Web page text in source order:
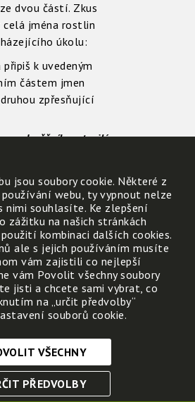
dvou částí. Zkus
jména rostlin
úkolu:
připiš k uvedeným
částem jmen
zpřesňující
podsněžník – ztepilý
bílá – obecný -
žabí - sivý.
kapraď
řasa: vlas
bělomech
jsou soubory cookie. Některé z
webu, ty vypnout nelze
nimi souhlasíte. Ke zlepšení
zážitku na našich stránkách
kombinaci dalších cookies.
ale s jejich používáním musíte
vám zajistili co nejlepší
vám Povolit všechny soubory
jisti a chcete sami vybrat, co
na „určit předvolby“
souborů cookie.
cookies
nezbytné, abyste se mohli
VŠECHNY
PŘEDVOLBY